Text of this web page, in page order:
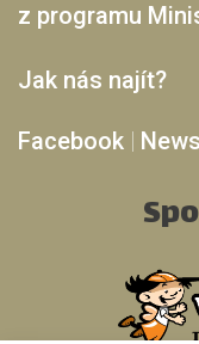
z programu
Jak nás najít?
Facebook |